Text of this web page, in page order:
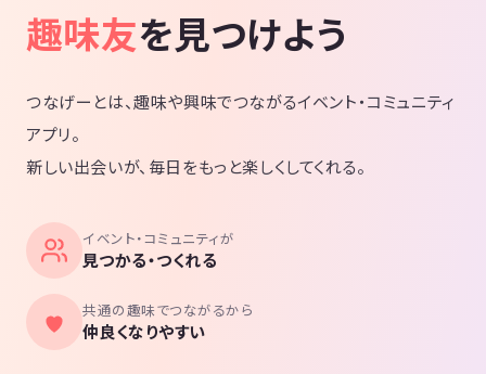
趣味友を見つけよう
つなげーとは、趣味や興味でつながるイベント・コミュニティ
アプリ。
新しい出会いが、毎日をもっと楽しくしてくれる。
イベント・コミュニティが
見つかる・つくれる
共通の趣味でつながるから
仲良くなりやすい